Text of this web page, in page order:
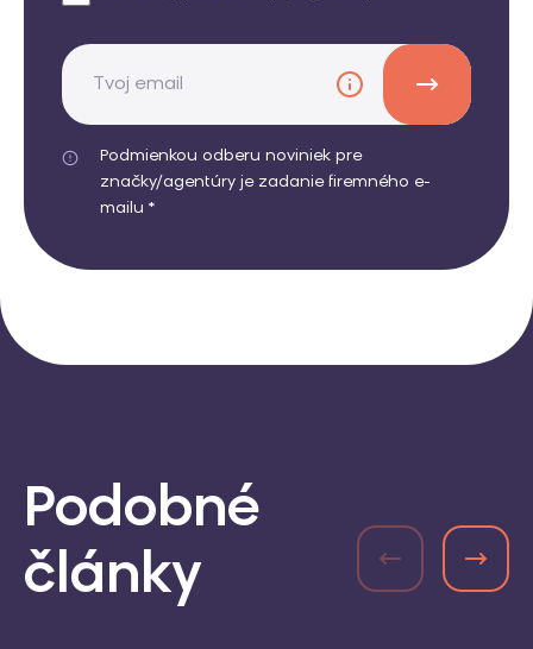
Podmienkou odberu noviniek pre
značky/agentúry je zadanie firemného e-
mailu *
Podobné
články